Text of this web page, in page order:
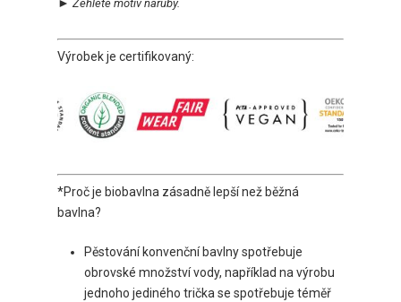
Žehlete motiv naruby.
Výrobek je certifikovaný:
*Proč je biobavlna zásadně lepší než běžná
bavlna?
Pěstování konvenční bavlny spotřebuje
obrovské množství vody, například na výrobu
jednoho jediného trička se spotřebuje téměř